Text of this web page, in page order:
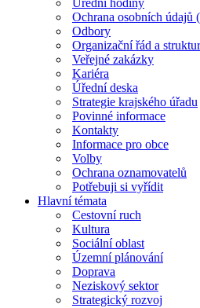
Úřední hodiny
Ochrana osobních údajů
Odbory
Organizační řád a
Veřejné zakázky
Kariéra
Úřední deska
Strategie krajského úřadu
Povinné informace
Kontakty
Informace pro obce
Volby
Ochrana oznamovatelů
Potřebuji si vyřídit
Hlavní témata
Cestovní ruch
Kultura
Sociální oblast
Územní plánování
Doprava
Neziskový sektor
Strategický rozvoj